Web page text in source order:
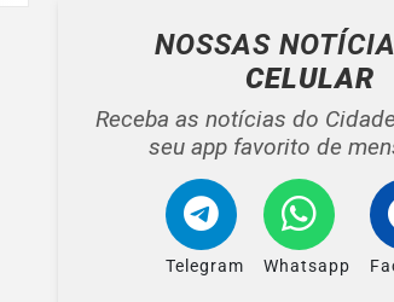
NOSSAS
CELULAR
Receba as notícias do
seu app favorito de
Telegram Whatsapp